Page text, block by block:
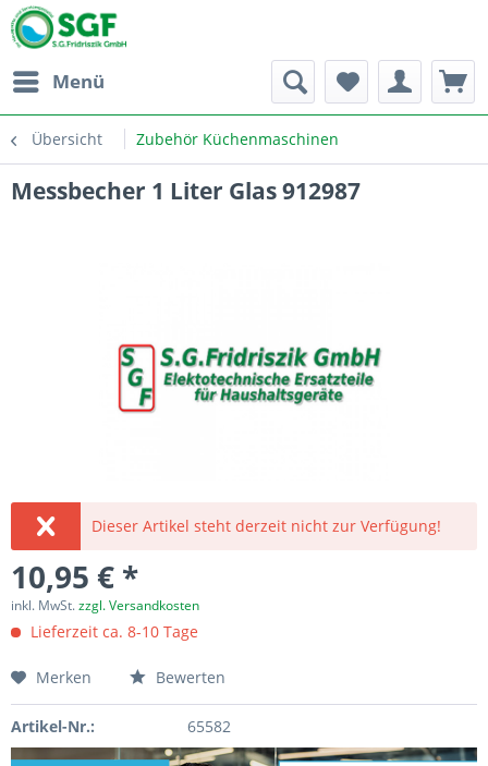
Menü
Übersicht Zubehör Küchenmaschinen
Messbecher 1 Liter Glas 912987
Dieser Artikel steht derzeit nicht zur Verfügung!
10,95 € *
inkl. MwSt.zzgl. Versandkosten
Lieferzeit ca. 8-10 Tage
Merken Bewerten
Artikel-Nr.: 65582